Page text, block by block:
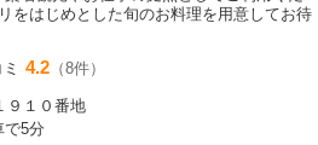
をはじめとした旬のお料理を用意してお待
4.2 （8件）
９１０番地
で5分